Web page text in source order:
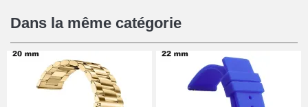
16,90 €
Pied à Coulisse Numérique
9,90 €
Dans la même catégorie